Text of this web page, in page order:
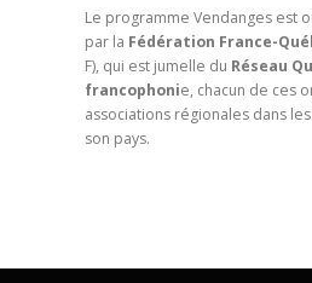
Le programme Vendanges est
par la Fédération France-
F), qui est jumelle du Réseau
francophonie, chacun de ces
associations régionales dans
son pays.